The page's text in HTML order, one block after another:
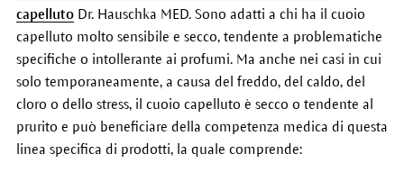
capellutoDr. Hauschka MED. Sono adatti a chi ha il cuoio
capelluto molto sensibile e secco, tendente a problematiche
specifiche o intollerante ai profumi. Ma anche nei casi in cui
solo temporaneamente, a causa del freddo, del caldo, del
cloro o dello stress, il cuoio capelluto è secco o tendente al
prurito e può beneficiare della competenza medica di questa
linea specifica di prodotti, la quale comprende: